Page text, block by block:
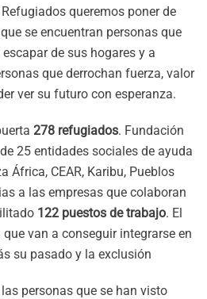
queremos poner de
se encuentran personas que
de sus hogares y a
que derrochan fuerza, valor
ver su futuro con esperanza.
278 refugiados. Fundación
25 entidades sociales de ayuda
África, CEAR, Karibu, Pueblos
a las empresas que colaboran
122 puestos de trabajo. El
van a conseguir integrarse en
su pasado y la exclusión
personas que se han visto